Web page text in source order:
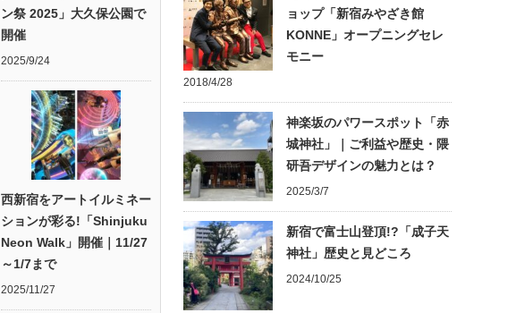
ン祭 2025」大久保公園で
開催
2025/9/24
西新宿をアートイルミネー
ションが彩る!「Shinjuku
Neon Walk」開催｜11/27
～1/7まで
2025/11/27
ョップ「新宿みやざき館
KONNE」オープニングセレ
モニー
2018/4/28
神楽坂のパワースポット「赤
城神社」｜ご利益や歴史・隈
研吾デザインの魅力とは？
2025/3/7
新宿で富士山登頂!?「成子天
神社」歴史と見どころ
2024/10/25